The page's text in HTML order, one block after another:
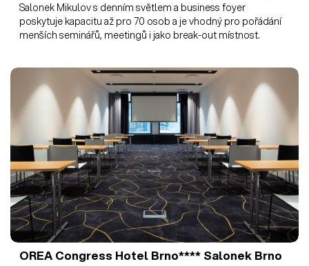
Salonek Mikulov s denním světlem a business foyer
poskytuje kapacitu až pro 70 osob a je vhodný pro pořádání
menších seminářů, meetingů i jako break-out místnost.
OREA Congress Hotel Brno**** Salonek Brno